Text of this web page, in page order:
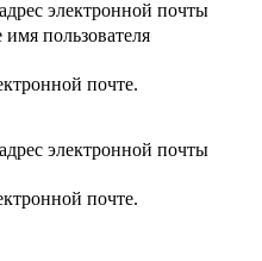
электронной почты
пользователя
почте.
электронной почты
почте.